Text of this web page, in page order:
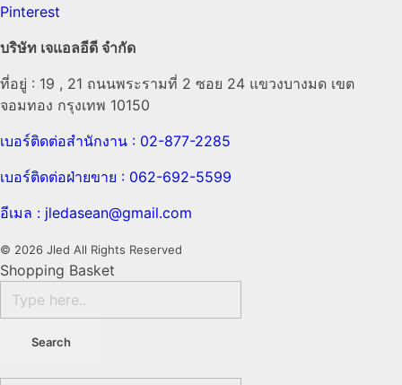
Pinterest
บริษัท เจแอลอีดี จำกัด
ที่อยู่ : 19 , 21 ถนนพระรามที่ 2 ซอย 24 แขวงบางมด เขต
จอมทอง กรุงเทพ 10150
เบอร์ติดต่อสำนักงาน : 02-877-2285
เบอร์ติดต่อฝ่ายขาย : 062-692-5599
อีเมล : jledasean@gmail.com
© 2026 Jled All Rights Reserved
Shopping Basket